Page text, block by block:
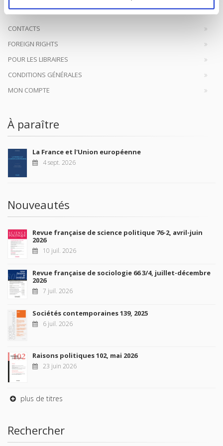
CONTACTS
FOREIGN RIGHTS
POUR LES LIBRAIRES
CONDITIONS GÉNÉRALES
MON COMPTE
À paraître
La France et l'Union européenne
4 sept. 2026
Nouveautés
Revue française de science politique 76-2, avril-juin
2026
10 juil. 2026
Revue française de sociologie 66 3/4, juillet-décembre
2026
7 juil. 2026
Sociétés contemporaines 139, 2025
6 juil. 2026
Raisons politiques 102, mai 2026
23 juin 2026
plus de titres
Rechercher